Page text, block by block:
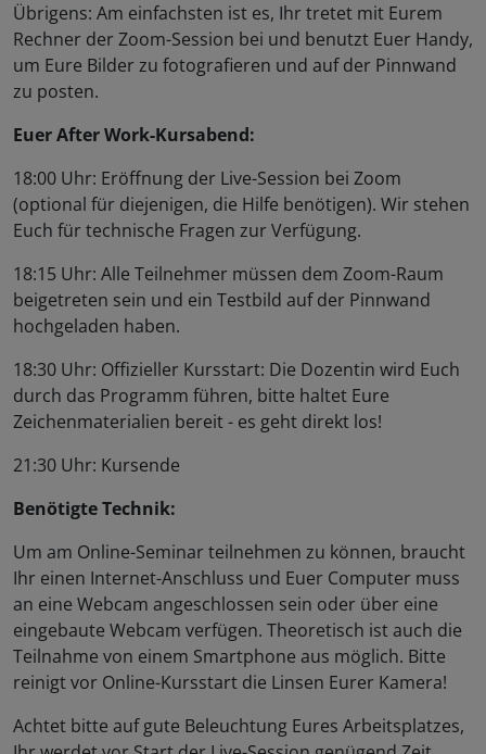
Übrigens: Am einfachsten ist es, Ihr tretet mit Eurem
Rechner der Zoom-Session bei und benutzt Euer Handy,
um Eure Bilder zu fotografieren und auf der Pinnwand
zu posten.
Euer After Work-Kursabend:
18:00 Uhr: Eröffnung der Live-Session bei Zoom
(optional für diejenigen, die Hilfe benötigen). Wir stehen
Euch für technische Fragen zur Verfügung.
18:15 Uhr: Alle Teilnehmer müssen dem Zoom-Raum
beigetreten sein und ein Testbild auf der Pinnwand
hochgeladen haben.
18:30 Uhr: Offizieller Kursstart: Die Dozentin wird Euch
durch das Programm führen, bitte haltet Eure
Zeichenmaterialien bereit - es geht direkt los!
21:30 Uhr: Kursende
Benötigte Technik:
Um am Online-Seminar teilnehmen zu können, braucht
Ihr einen Internet-Anschluss und Euer Computer muss
an eine Webcam angeschlossen sein oder über eine
eingebaute Webcam verfügen. Theoretisch ist auch die
Teilnahme von einem Smartphone aus möglich. Bitte
reinigt vor Online-Kursstart die Linsen Eurer Kamera!
Achtet bitte auf gute Beleuchtung Eures Arbeitsplatzes,